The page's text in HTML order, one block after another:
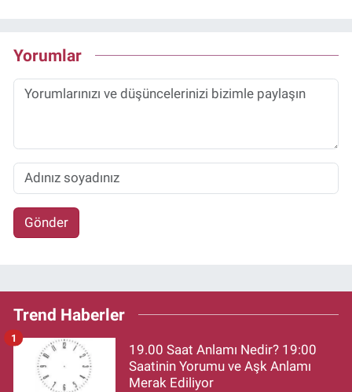
Yorumlar
Gönder
Trend Haberler
19.00 Saat Anlamı Nedir? 19:00
Saatinin Yorumu ve Aşk Anlamı
Merak Ediliyor
1